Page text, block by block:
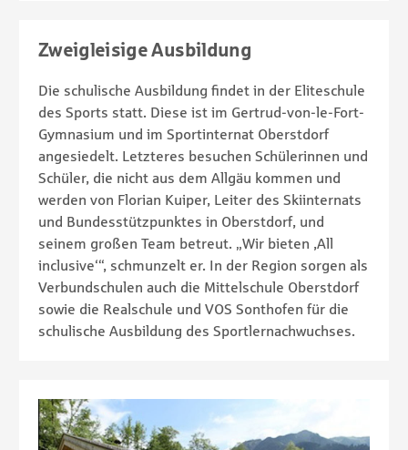
Zweigleisige Ausbildung
Die schulische Ausbildung findet in der Eliteschule
des Sports statt. Diese ist im Gertrud-von-le-Fort-
Gymnasium und im Sportinternat Oberstdorf
angesiedelt. Letzteres besuchen Schülerinnen und
Schüler, die nicht aus dem Allgäu kommen und
werden von Florian Kuiper, Leiter des Skiinternats
und Bundesstützpunktes in Oberstdorf, und
seinem großen Team betreut. „Wir bieten ‚All
inclusive‘“, schmunzelt er. In der Region sorgen als
Verbundschulen auch die Mittelschule Oberstdorf
sowie die Realschule und VOS Sonthofen für die
schulische Ausbildung des Sportlernachwuchses.